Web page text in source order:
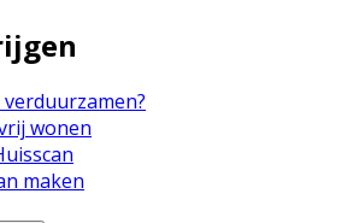
wonen
maken